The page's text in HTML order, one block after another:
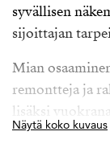
syvällisen
sijoittajan
Mian
remontteja ja
lisäksi
vahva
Näytä koko kuvaus